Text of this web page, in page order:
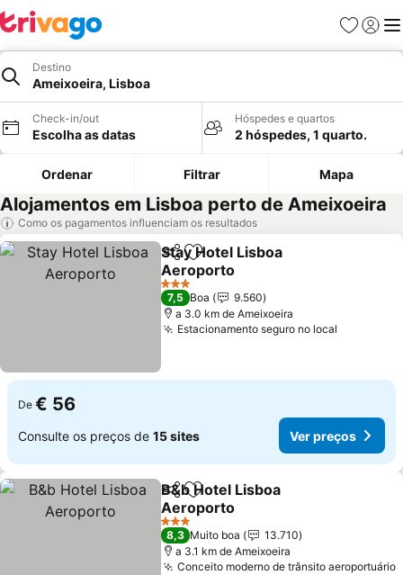
Favoritos
Iniciar
Destino
Ameixoeira, Lisboa
Check-in/out
Escolha as datas
Hóspedes e quartos
2 hóspedes, 1 quarto.
Ordenar Filtrar Mapa
Alojamentos em Lisboa perto de Ameixoeira
Como os pagamentos influenciam os resultados
PartilharAdicionar aos favoritos
Stay Hotel Lisboa
Aeroporto
3 Estrelas
7,5 Boa
9.560
a 3.0 km de Ameixoeira
Estacionamento seguro no local
De € 56
Consulte os preços de 15 sites Ver preços
PartilharAdicionar aos favoritos
B&b Hotel Lisboa
Aeroporto
3 Estrelas
8,3 Muito boa
13.710
a 3.1 km de Ameixoeira
Conceito moderno de trânsito aeroportuário